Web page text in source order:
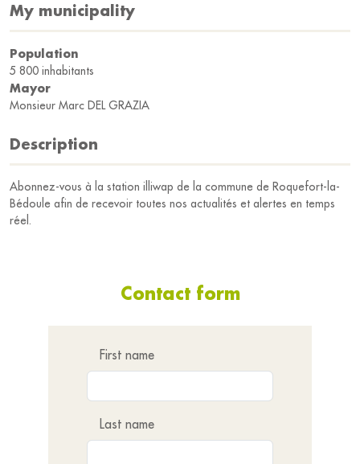
My municipality
Population
5 800 inhabitants
Mayor
Monsieur Marc DEL GRAZIA
Description
Abonnez-vous à la station illiwap de la commune de Roquefort-la-
Bédoule afin de recevoir toutes nos actualités et alertes en temps
réel.
Contact form
First name
Last name